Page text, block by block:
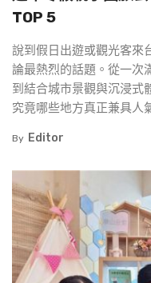
TOP 5
說到假日出遊或觀光客來
論最熱烈的話題。從一次
到結合城市景觀與沉浸式
究竟哪些地方真正兼具人
By Editor